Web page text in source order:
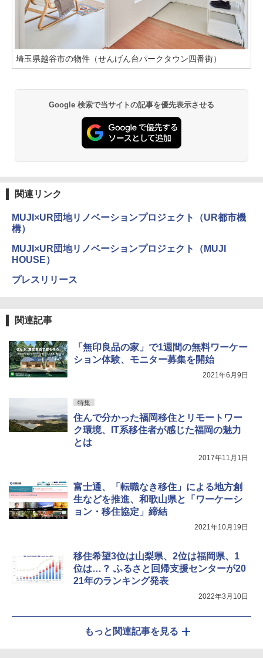
埼玉県越谷市の物件（せんげん台パークタウン四番街）
Google 検索で当サイトの記事を優先表示させる
関連リンク
MUJI×UR団地リノベーションプロジェクト（UR都市機
構）
MUJI×UR団地リノベーションプロジェクト（MUJI
HOUSE）
プレスリリース
関連記事
「無印良品の家」で1週間の無料ワーケー
ション体験、モニター募集を開始
2021年6月9日
特集
住んで分かった福岡移住とリモートワー
ク環境、IT系移住者が感じた福岡の魅力
とは
2017年11月1日
富士通、「転職なき移住」による地方創
生などを推進、和歌山県と「ワーケーシ
ョン・移住協定」締結
2021年10月19日
移住希望3位は山梨県、2位は福岡県、1
位は…？ ふるさと回帰支援センターが20
21年のランキング発表
2022年3月10日
もっと関連記事を見る